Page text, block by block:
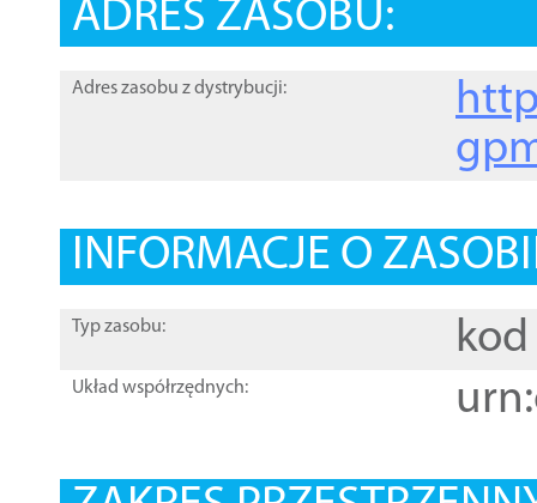
ADRES ZASOBU:
Adres zasobu z dystrybucji:
INFORMACJE O
Typ zasobu: kod
Układ współrzędnych: